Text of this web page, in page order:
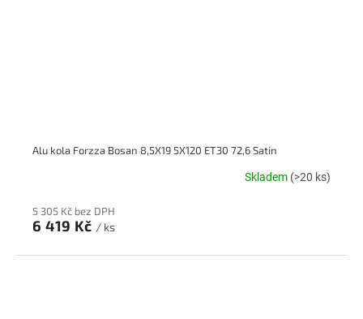
Alu kola Forzza Bosan 8,5X19 5X120 ET30 72,6 Satin
Skladem (>20 ks)
5 305 Kč bez DPH
6 419 Kč / ks